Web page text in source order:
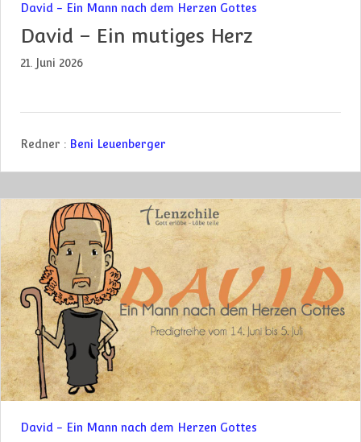
David - Ein Mann nach dem Herzen Gottes
David – Ein mutiges Herz
21. Juni 2026
Redner : Beni Leuenberger
David - Ein Mann nach dem Herzen Gottes